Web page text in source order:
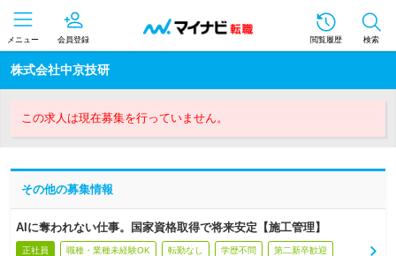
メニュー 会員登録 閲覧履歴 検索
株式会社中京技研
この求人は現在募集を行っていません。
その他の募集情報
AIに奪われない仕事。国家資格取得で将来安定【施工管理】
正社員 職種・業種未経験OK 転勤なし 学歴不問 第二新卒歓迎